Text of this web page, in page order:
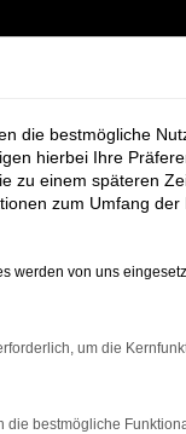
Sie
die bestmögliche
hierbei Ihre
zu einem späteren
zum Umfang
werden von uns
um die
die bestmögliche